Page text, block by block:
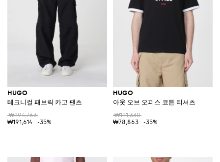
HUGO
테크니컬 패브릭 카고 팬츠
₩294,763
₩191,614
-35%
HUGO
아웃 오브 오피스 코튼 티셔츠
₩121,330
₩78,863
-35%